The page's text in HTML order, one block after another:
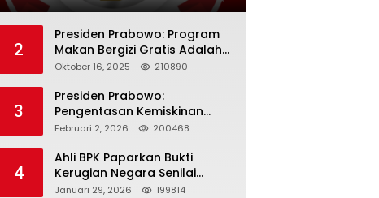
2
Presiden Prabowo: Program
Makan Bergizi Gratis Adalah
Investasi untuk Masa Depan
Oktober 16, 2025 210890
3
Presiden Prabowo:
Pengentasan Kemiskinan
Butuh Persatuan dan
Bertanggung Jawab
Februari 2, 2026 200468
4
Ahli BPK Paparkan Bukti
Kerugian Negara Senilai
Rp285 Triliun dalam
Januari 29, 2026 199814